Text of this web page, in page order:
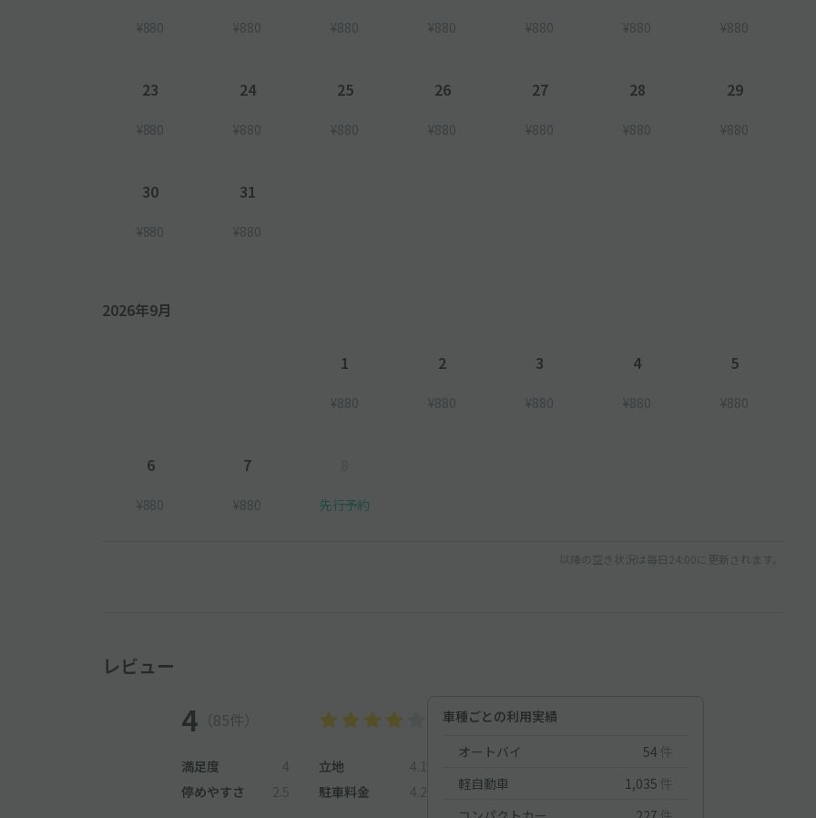
¥880 ¥880 ¥880 ¥880 ¥880 ¥880 ¥880
23
¥880
24
¥880
25
¥880
26
¥880
27
¥880
28
¥880
29
¥880
30
¥880
31
¥880
2026年9月
1
¥880
2
¥880
3
¥880
4
¥880
5
¥880
6
¥880
7
¥880 先行予約
以降の空き状況は毎日24:00に更新されます。
レビュー
4 （85件）
満足度 4 立地
4.1
停めやすさ
2.5 駐車料金 4.2
車種ごとの利用実績
オートバイ
54 件
軽自動車
1,035 件